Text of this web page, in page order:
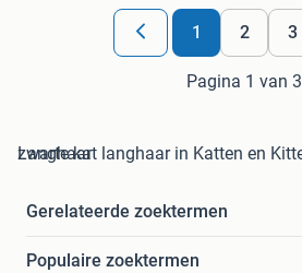
1 2 3
Pagina 1 van 3
zwarte kat langhaar in Katten en Kittens | Raskatten | Langhaar
Gerelateerde zoektermen
Populaire zoektermen